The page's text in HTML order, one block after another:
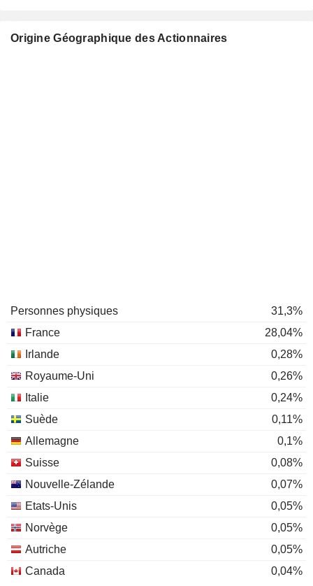
Origine Géographique des Actionnaires
Personnes physiques
31,3%
France
28,04%
Irlande
0,28%
Royaume-Uni
0,26%
Italie
0,24%
Suède
0,11%
Allemagne
0,1%
Suisse
0,08%
Nouvelle-Zélande
0,07%
Etats-Unis
0,05%
Norvège
0,05%
Autriche
0,05%
Canada
0,04%